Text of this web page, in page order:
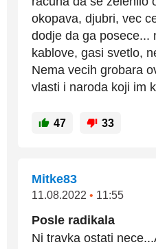
okopava, djubri, vec
dodje da ga posece...
kablove, gasi svetlo,
Nema vecih grobara
vlasti i naroda koji im
47 33
Mitke83
11.08.2022 • 11:55
Posle radikala
Ni travka ostati